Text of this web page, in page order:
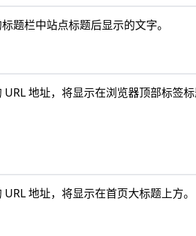
题栏中站点标题后显示的文字。
地址，将显示在浏览器顶部标签
地址，将显示在首页大标题上方。